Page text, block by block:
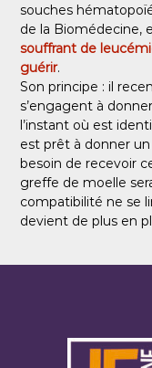
souches
de la Biomédecine,
souffrant de
guérir.
Son principe : il
s’engagent à
l’instant où est
est prêt à donner
besoin de recevoir
greffe de moelle
compatibilité ne se
devient de plus en